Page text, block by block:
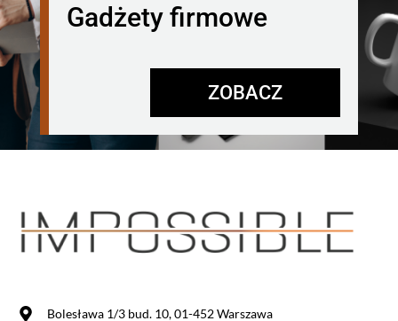
Gadżety firmowe
ZOBACZ
Bolesława 1/3 bud. 10, 01-452 Warszawa